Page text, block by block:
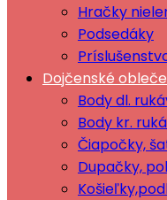
Hračky
Podsedáky
Dojčenské
Body dl.
Body kr.
Čiapočky,
Dupačky,